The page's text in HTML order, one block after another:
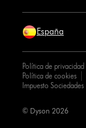
España
Política de privacidad
Política de cookies
Impuesto Sociedades
© Dyson 2026